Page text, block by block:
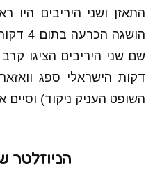
התאזן ושני היריבים היו
הושגה
דקות הישראלי ספג
השופט העניק ניקוד) וסיים
הניוזלטר